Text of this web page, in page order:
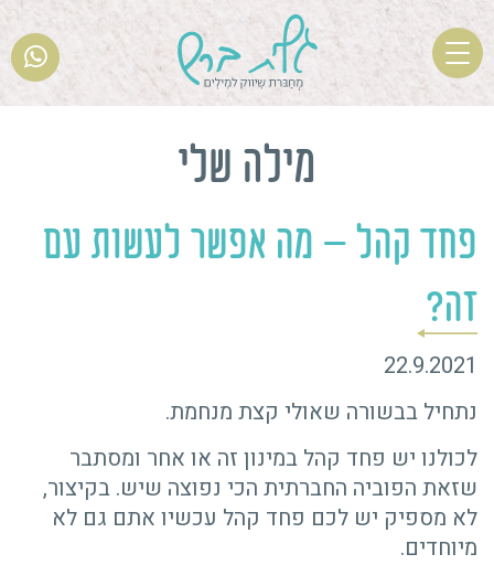
T
o
g
n
a
v
i
g
a
t
i
o
n
מילה שלי
פחד קהל – מה אפשר לעשות עם
זה?
22.9.2021
נתחיל בבשורה שאולי קצת מנחמת.
לכולנו יש פחד קהל במינון זה או אחר ומסתבר
שזאת הפוביה החברתית הכי נפוצה שיש. בקיצור,
לא מספיק יש לכם פחד קהל עכשיו אתם גם לא
מיוחדים.